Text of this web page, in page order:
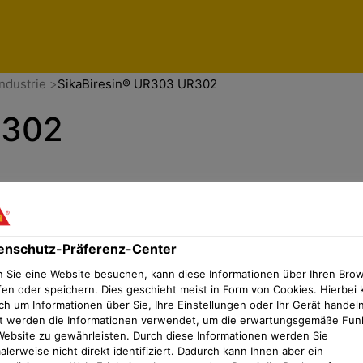
SikaBiresin® UR303 UR302
Präferenz-Center
Sie eine Website besuchen, kann diese Informationen über Ihren
oder speichern. Dies geschieht meist in Form von Cookies. Hierbei
um Informationen über Sie, Ihre Einstellungen oder Ihr Gerät
werden die Informationen verwendet, um die erwartungsgemäße
zu gewährleisten. Durch diese Informationen werden Sie
nicht direkt identifiziert. Dadurch kann Ihnen aber ein
Präferenz-Center